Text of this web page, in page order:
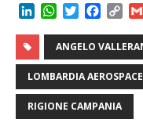
k
e
d
I
n
W
a
t
s
A
p
p
T
i
t
t
e
r
c
e
b
o
o
k
p
y
L
i
k
ANGELO
LOMBARDIA
RIGIONE CAMPANIA